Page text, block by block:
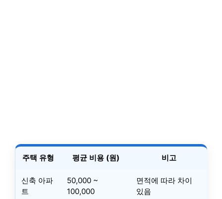
주택 유형 평균 비용 (원) 비고
신축 아파
트
50,000 ~
100,000
면적에 따라 차이
있음